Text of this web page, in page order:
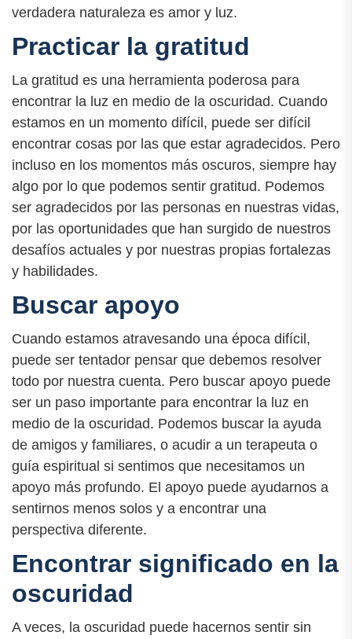
verdadera naturaleza es amor y luz.
Practicar la gratitud
La gratitud es una herramienta poderosa para
encontrar la luz en medio de la oscuridad. Cuando
estamos en un momento difícil, puede ser difícil
encontrar cosas por las que estar agradecidos. Pero
incluso en los momentos más oscuros, siempre hay
algo por lo que podemos sentir gratitud. Podemos
ser agradecidos por las personas en nuestras vidas,
por las oportunidades que han surgido de nuestros
desafíos actuales y por nuestras propias fortalezas
y habilidades.
Buscar apoyo
Cuando estamos atravesando una época difícil,
puede ser tentador pensar que debemos resolver
todo por nuestra cuenta. Pero buscar apoyo puede
ser un paso importante para encontrar la luz en
medio de la oscuridad. Podemos buscar la ayuda
de amigos y familiares, o acudir a un terapeuta o
guía espiritual si sentimos que necesitamos un
apoyo más profundo. El apoyo puede ayudarnos a
sentirnos menos solos y a encontrar una
perspectiva diferente.
Encontrar significado en la
oscuridad
A veces, la oscuridad puede hacernos sentir sin